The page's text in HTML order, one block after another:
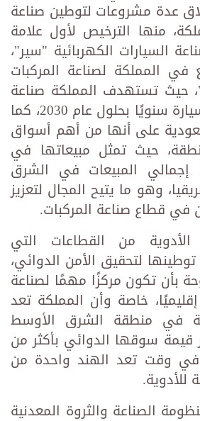
عدة مشروعات لتوطين صناعة
منها الترخيص لأول علامة
السيارات الكهربائية "سير"،
في المملكة لصناعة المركبات
حيث تستهدف المملكة صناعة
أكثر من 300 ألف سيارة سنويًا بحلول عام 2030، كما
على أنها من أهم أسواق
حيث تمثل مبيعاتها في
40% من إجمالي المبيعات في الشرق
وهو ما يتيح المجال لتعزيز
في قطاع صناعة المركبات.
من القطاعات التي
لتحقيق الأمن الدوائي،
بأن تكون مركزًا مهمًا لصناعة
إقليميًا، خاصة وأن المملكة تعد
في منطقة الشرق الأوسط
قيمة سوقها الدوائي بأكثر من
في وقت تعد الهند واحدة من
للأدوية.
الصناعة والثروة المعدنية